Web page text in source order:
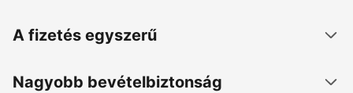
A fizetés egyszerű
Nagyobb bevételbiztonság